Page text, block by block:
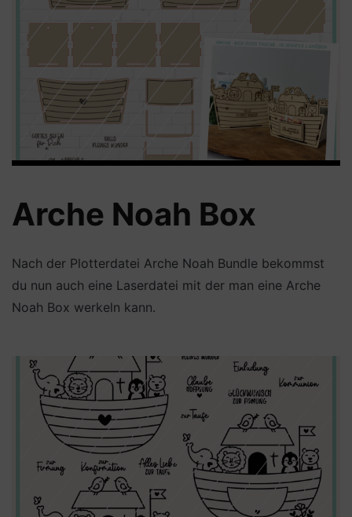
Arche Noah Box
Nach der Plotterdatei Arche Noah Bundle bekommst
du nun auch eine Laserdatei mit der man eine Arche
Noah Box werkeln kann.